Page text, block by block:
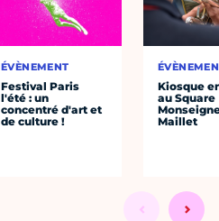
ÉVÈNEMENT
Festival Paris
l'été : un
concentré d'art et
de culture !
Kiosque
au Square
Maillet